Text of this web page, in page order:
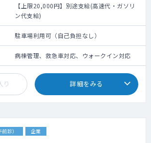
【上限20,000円】別途支給(高速代・ガソリ
ン代支給)
駐車場利用可（自己負担なし）
病棟管理、救急車対応、ウォークイン対応
り 詳細をみる
診） 企業